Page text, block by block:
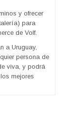
y ofrecer
para
de Volf.
a Uruguay,
persona de
viva, y podrá
mejores